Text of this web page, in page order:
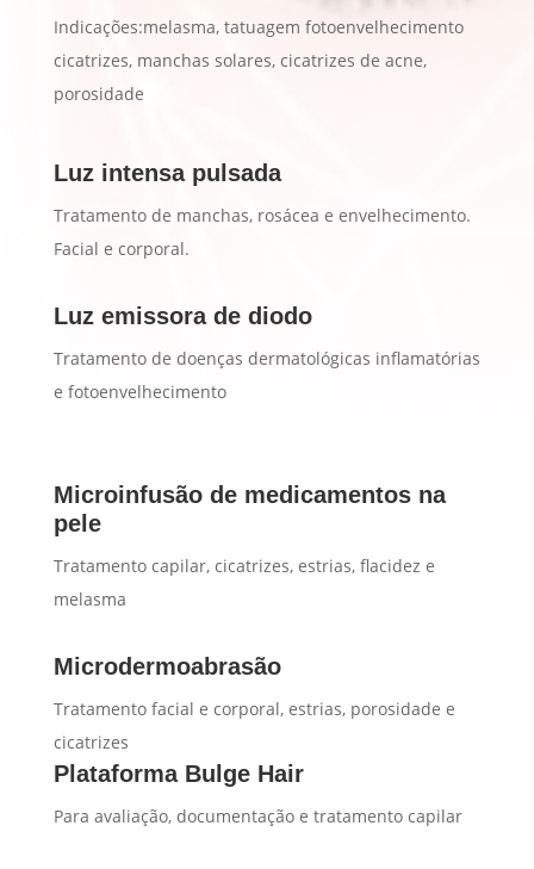
Indicações:melasma, tatuagem fotoenvelhecimento
cicatrizes, manchas solares, cicatrizes de acne,
porosidade
Luz intensa pulsada
Tratamento de manchas, rosácea e envelhecimento.
Facial e corporal.
Luz emissora de diodo
Tratamento de doenças dermatológicas inflamatórias
e fotoenvelhecimento
Microinfusão de medicamentos na
pele
Tratamento capilar, cicatrizes, estrias, flacidez e
melasma
Microdermoabrasão
Tratamento facial e corporal, estrias, porosidade e
cicatrizes
Plataforma Bulge Hair
Para avaliação, documentação e tratamento capilar